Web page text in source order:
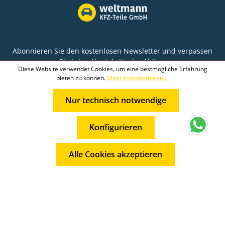
Abonnieren Sie den kostenlosen Newsletter und verpassen
Sie keine Neuigkeit oder Aktion.
E-Mail-Adresse*
Datenschutzbestimmungenzur
Kenntnis genommen und dieAGBgelesen und bin
mit ihnen einverstanden.
Die mit einem Stern (*) markierten Felder sind
© 2026 Weltmann KFZ-Teile GmbH
* Alle Preise inkl. gesetzl. Mehrwertsteuer zzgl.
und ggf. Nachnahmegebühren, wenn nicht
anders angegeben.
Diese Website verwendet Cookies, um eine bestmögliche Erfahrung
bieten zu können. Mehr Informationen ...
Nur technisch notwendige
Konfigurieren
Alle Cookies akzeptieren